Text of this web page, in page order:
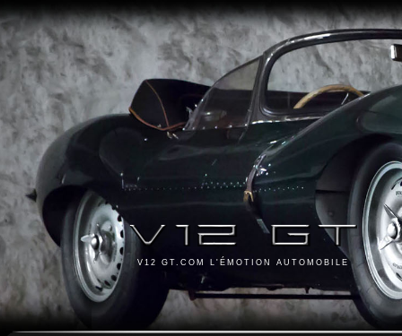
V12 GT.COM L'ÉMOTION AUTOMOBILE